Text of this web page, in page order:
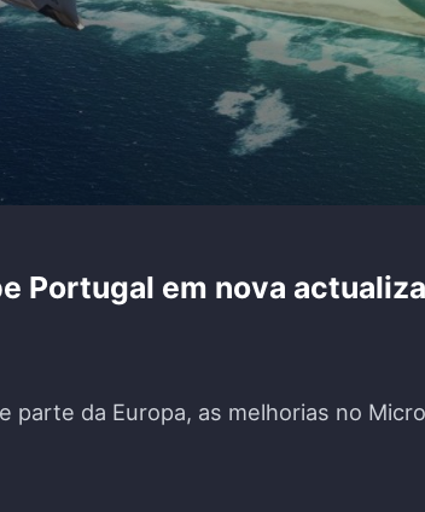
Portugal em nova
parte da Europa, as melhorias no